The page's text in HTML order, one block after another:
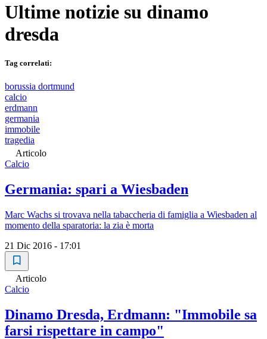
Ultime notizie su dinamo
dresda
Tag correlati:
borussia dortmund
calcio
erdmann
germania
immobile
tragedia
Articolo
Calcio
Germania: spari a Wiesbaden
Marc Wachs si trovava nella tabaccheria di famiglia a Wiesbaden al
momento della sparatoria: la zia è morta
21 Dic 2016 - 17:01
Articolo
Calcio
Dinamo Dresda, Erdmann: "Immobile sa
farsi rispettare in campo"